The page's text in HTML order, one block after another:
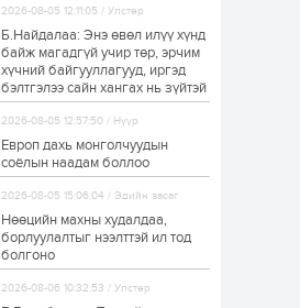
юм
1 өдөр 0 2
Автомашины улсын
дугаар сондгой
тоогоор төгссөн бол
өнөөдөр шатахуун
1 өдөр
Н.Номтойбаяр:
Аймгуудад
тулгамдаж буй
асуудлуудыг долоо
газрын...
2026-08-05 12:11:05 / Улстөр
Б.Найдалаа: Энэ өвөл илүү хүнд
байж магадгүй учир төр, эрчим
хүчний байгууллагууд, иргэд
бэлтгэлээ сайн хангах нь зүйтэй
2026-08-05 12:57:50 / Нүүр
Европ дахь монголчуудын
соёлын наадам боллоо
2026-08-05 15:06:04 / Эдийн засаг
Нөөцийн махны худалдаа,
борлуулалтыг нээлттэй ил тод
болгоно
2026-08-06 10:32:53 / Улстөр